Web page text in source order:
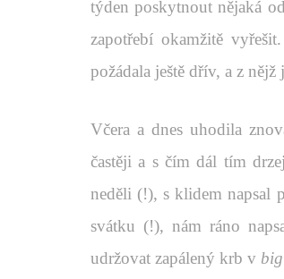
týden poskytnout nějaká
zapotřebí okamžitě
požádala ještě dřív, a z
Včera a dnes uhodila
častěji a s čím dál tím
neděli (!), s klidem napsal
svátku (!), nám ráno
udržovat zapálený krb v